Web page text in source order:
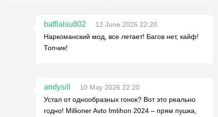
baffialsu802
12 June 2026 22:20
Наркоманский мод, все летает! Багов нет, кайф!
Топчик!
andysill
10 May 2026 22:20
Устал от однообразных гонок? Вот это реально
годно! Millioner Avto Imtihon 2024 – прям пушка,